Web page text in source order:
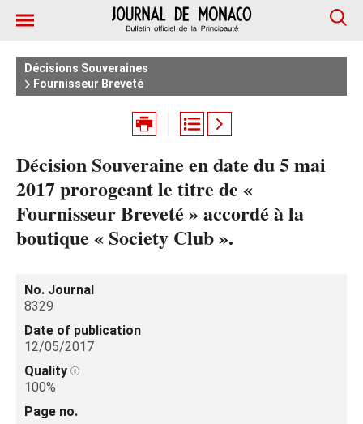
Décisions Souveraines
Fournisseur Breveté
Décision Souveraine en date du 5 mai
2017 prorogeant le titre de «
Fournisseur Breveté » accordé à la
boutique « Society Club ».
No. Journal
8329
Date of publication
12/05/2017
Quality
100%
Page no.